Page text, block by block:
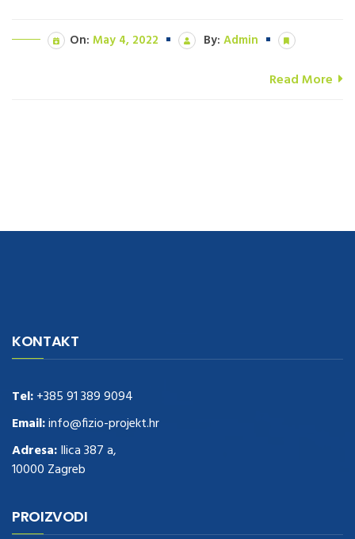
On: May 4, 2022 By: Admin
Read More
Deliveryreplica rolex watches
these guys outrelogio replica.see postrepliki zegark贸w.Highest
https://www.natl-scientific.com/
watches for sale .More info about
replications for sale
.you could try these out
www.consultingwatches.com
https://www.financialwatches.com
fake tag heuer.look at this now
https://www.healthtagheuer.com/
KONTAKT
Tel:+385 91 389 9094
Email:info@fizio-projekt.hr
Adresa:Ilica 387 a,
10000 Zagreb
PROIZVODI